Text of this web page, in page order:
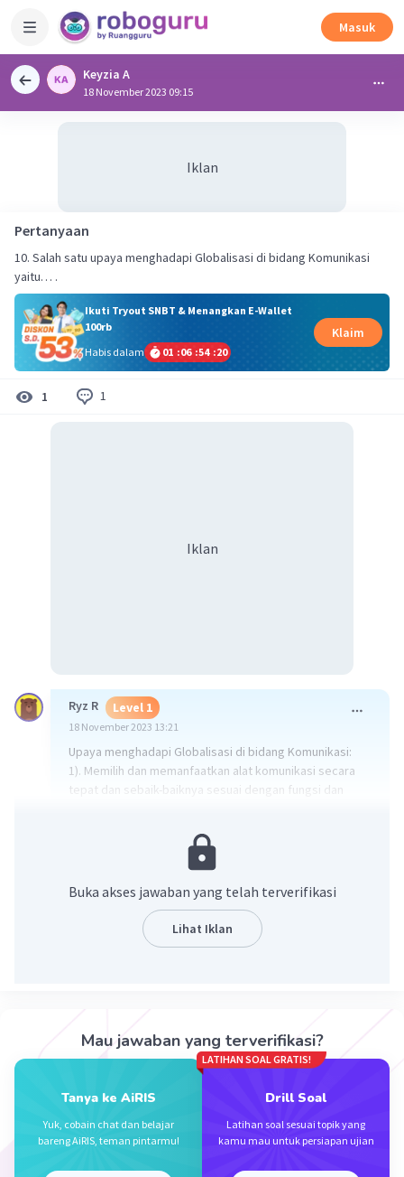
Masuk
Keyzia A
18 November 2023 09:15
Iklan
Pertanyaan
10. Salah satu upaya menghadapi Globalisasi di bidang Komunikasi
yaitu… .
Ikuti Tryout SNBT & Menangkan E-Wallet
100rb
Habis dalam
01 :06 :54 :19
Klaim
1 1
Iklan
Ryz R Level 1
18 November 2023 13:21
Upaya menghadapi Globalisasi di bidang Komunikasi:
1). Memilih dan memanfaatkan alat komunikasi secara
tepat dan sebaik-baiknya sesuai dengan fungsi dan
depan dan tidak menyalahgunakannya.
3). Memilih informasi dengan tepat dan bijaksana agar
tidak mudah terpengaruh dan terhasut oleh informasi yg
·5.0(1) Balas
Mekasih kak
Buka akses jawaban yang telah terverifikasi
Lihat Iklan
Mau jawaban yang terverifikasi?
Tanya ke AiRIS
Yuk, cobain chat dan belajar
bareng AiRIS, teman pintarmu!
LATIHAN SOAL GRATIS!
Drill Soal
Latihan soal sesuai topik yang
kamu mau untuk persiapan ujian